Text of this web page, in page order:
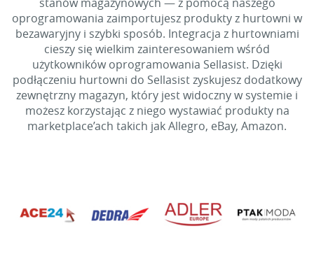
oprogramowania zaimportujesz produkty z hurtowni w
bezawaryjny i szybki sposób. Integracja z hurtowniami
cieszy się wielkim zainteresowaniem wśród
użytkowników oprogramowania Sellasist. Dzięki
podłączeniu hurtowni do Sellasist zyskujesz dodatkowy
zewnętrzny magazyn, który jest widoczny w systemie i
możesz korzystając z niego wystawiać produkty na
marketplace’ach takich jak Allegro, eBay, Amazon.